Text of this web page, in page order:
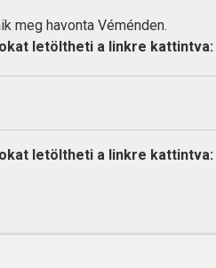
meg havonta Véménden.
letöltheti a linkre kattintva:
letöltheti a linkre kattintva: